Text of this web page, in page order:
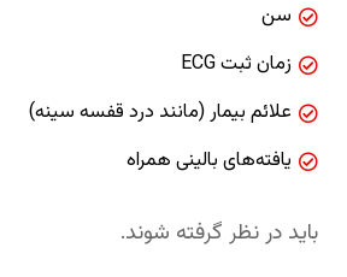
سن
زمان ثبت ECG
علائم بیمار (مانند درد قفسه سینه)
یافته‌های بالینی همراه
باید در نظر گرفته شوند.